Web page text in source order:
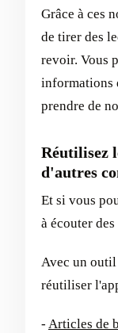
Grâce à ces
de tirer des
revoir. Vous
informations
prendre de
Réutilisez
d'autres
Et si vous
à écouter
Avec un outil
réutiliser
- Articles de